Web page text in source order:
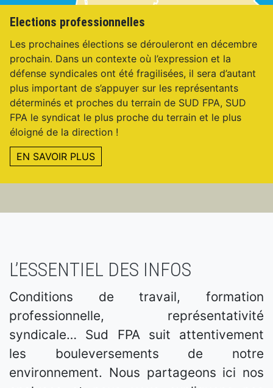
Elections professionnelles
Les prochaines élections se dérouleront en décembre
prochain. Dans un contexte où l’expression et la
défense syndicales ont été fragilisées, il sera d’autant
plus important de s’appuyer sur les représentants
déterminés et proches du terrain de SUD FPA, SUD
FPA le syndicat le plus proche du terrain et le plus
éloigné de la direction !
EN SAVOIR PLUS
L’ESSENTIEL DES INFOS
Conditions de travail, formation
professionnelle, représentativité
syndicale… Sud FPA suit attentivement
les bouleversements de notre
environnement. Nous partageons ici nos